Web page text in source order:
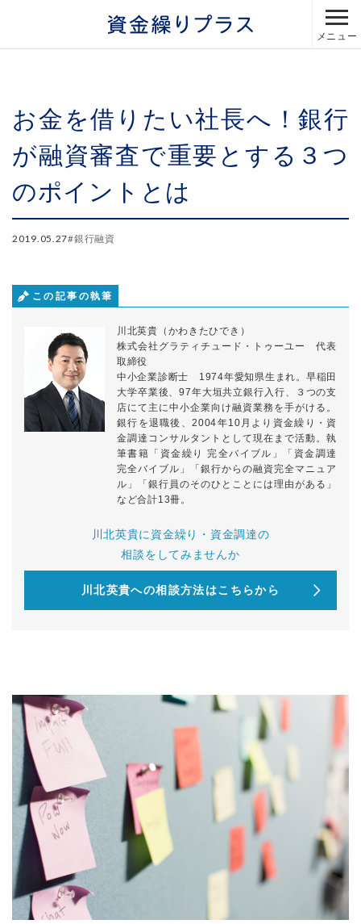
メニュー
お金を借りたい社長へ！銀行
が融資審査で重要とする３つ
のポイントとは
2019.05.27#銀行融資
この記事の執筆
川北英貴（かわきたひでき）
株式会社グラティチュード・トゥーユー 代表
取締役
中小企業診断士 1974年愛知県生まれ。早稲田
大学卒業後、97年大垣共立銀行入行、３つの支
店にて主に中小企業向け融資業務を手がける。
銀行を退職後、2004年10月より資金繰り・資
金調達コンサルタントとして現在まで活動。執
筆書籍「資金繰り 完全バイブル」「資金調達
完全バイブル」「銀行からの融資完全マニュア
ル」「銀行員のそのひとことには理由がある」
など合計13冊。
川北英貴に資金繰り・資金調達の
相談をしてみませんか
川北英貴への相談方法はこちらから